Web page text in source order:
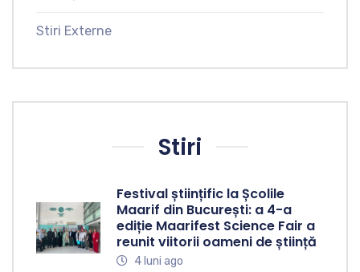
Stiri Externe
Stiri
Festival științific la Școlile
Maarif din București: a 4-a
ediție Maarifest Science Fair a
reunit viitorii oameni de știință
4 luni ago